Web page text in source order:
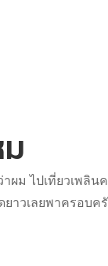
ม ไปเที่ยวเพลิน
วเลยพาครอบครั